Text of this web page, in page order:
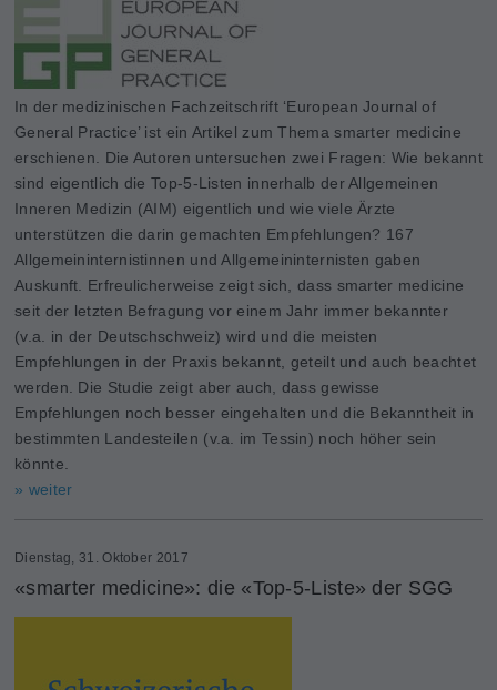
In der medizinischen Fachzeitschrift ‘European Journal of
General Practice’ ist ein Artikel zum Thema smarter medicine
erschienen. Die Autoren untersuchen zwei Fragen: Wie bekannt
sind eigentlich die Top-5-Listen innerhalb der Allgemeinen
Inneren Medizin (AIM) eigentlich und wie viele Ärzte
unterstützen die darin gemachten Empfehlungen? 167
Allgemeininternistinnen und Allgemeininternisten gaben
Auskunft. Erfreulicherweise zeigt sich, dass smarter medicine
seit der letzten Befragung vor einem Jahr immer bekannter
(v.a. in der Deutschschweiz) wird und die meisten
Empfehlungen in der Praxis bekannt, geteilt und auch beachtet
werden. Die Studie zeigt aber auch, dass gewisse
Empfehlungen noch besser eingehalten und die Bekanntheit in
bestimmten Landesteilen (v.a. im Tessin) noch höher sein
könnte.
» weiter
Dienstag, 31. Oktober 2017
«smarter medicine»: die «Top-5-Liste» der SGG